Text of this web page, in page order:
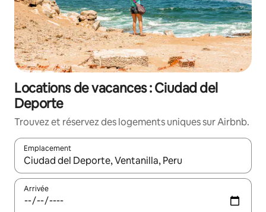
Locations de vacances : Ciudad del
Deporte
Trouvez et réservez des logements uniques sur Airbnb.
Emplacement
Quand les résultats sont affichés, parcourez-les en utilisant
Arrivée